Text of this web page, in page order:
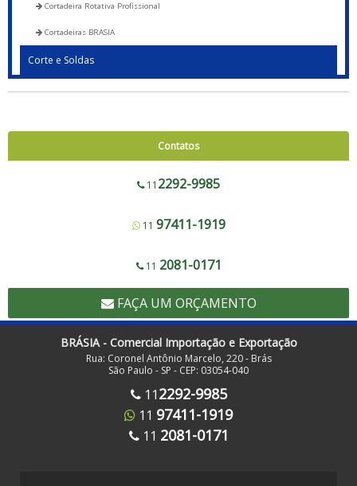
Cortadeira Rotativa Profissional
Cortadeiras BRASIA
Corte e Soldas
Corte e Solda 1000 para Envelope de Segurança, Sacos de Correios e Sacos
Corte e Solda Fundo - 600 a 1200
Corte e Solda Fundo e Lateral 900
Corte e Solda Lateral 1000
Corte e Solda Lateral 500
Corte e Solda para Redinha de Frutas
Corte e Solda para Sacos com Zip Lock
Corte e Solda para Sacos de Lixo Hospitalar Hamper com Alça - Em Rolo
Contatos
11 2292-9985
11 97411-1919
11 2081-0171
FAÇA UM ORÇAMENTO
BRÁSIA - Comercial Importação e Exportação
Rua: Coronel Antônio Marcelo, 220 - Brás
São Paulo - SP - CEP: 03054-040
112292-9985
11 97411-1919
11 2081-0171